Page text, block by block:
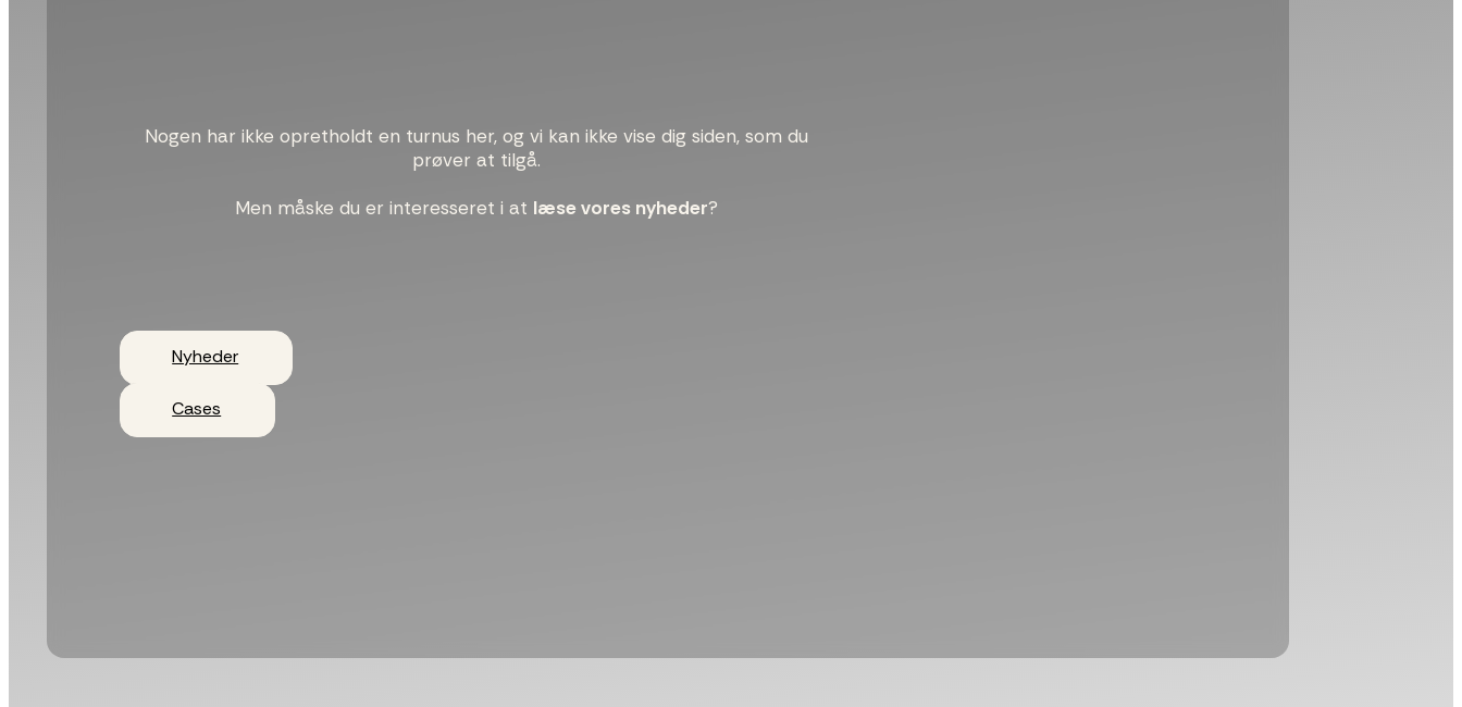
Nogen har ikke opretholdt en turnus her, og vi kan ikke vise dig siden, som du
prøver at tilgå.
Men måske du er interesseret i at læse vores nyheder?
Nyheder
Cases